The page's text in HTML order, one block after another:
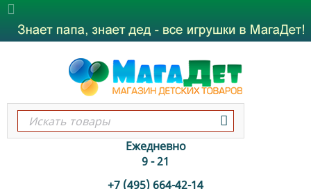
Ежедневно
9 - 21
+7 (495) 664-42-14